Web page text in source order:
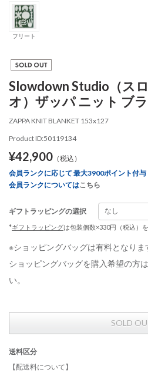
フリート
Slowdown Studio（ス
オ）ザッパ ニット ブ
ZAPPA KNIT BLANKET 153x127
Product ID:50119134
¥42,900 （税込）
会員ランクに応じて 最大3900ポイント付与
会員ランクについてはこちら
ギフトラッピングの選択
*ギフトラッピングは包装個数×330円（税込）
※ショッピングバッグは有料となりま
ショッピングバッグを購入希望の方は
い。
SOLD
送料区分
【配送料について】